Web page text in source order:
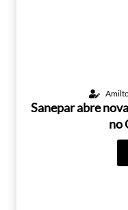
Sanepar abre
no